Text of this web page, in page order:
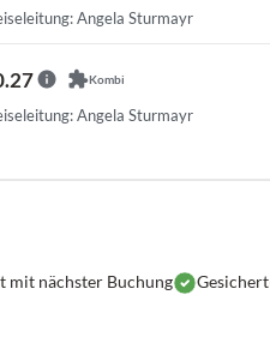
Angela Sturmayr
Kombi
Angela Sturmayr
mit nächster Buchung Gesichert